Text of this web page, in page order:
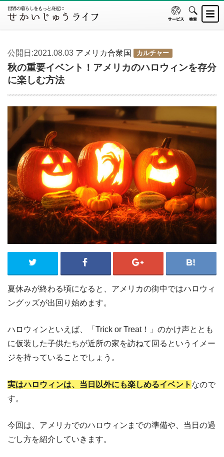
公開日:2021.08.03 アメリカ合衆国 カルチャー
秋の重要イベント！アメリカのハロウィンを存分
に楽しむ方法
夏休みが終わる頃になると、アメリカの街中ではハロウィ
ングッズが出回り始めます。
ハロウィンといえば、「Trick or Treat！」のかけ声ととも
に仮装した子供たちが近所の家を訪ねて回るというイメー
ジを持っていることでしょう。
実はハロウィンは、当日以外にも楽しめるイベント なので
す。
今回は、アメリカでのハロウィンまでの準備や、当日の過
ごし方を紹介していきます。